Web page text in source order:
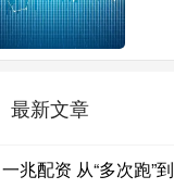
最新文章